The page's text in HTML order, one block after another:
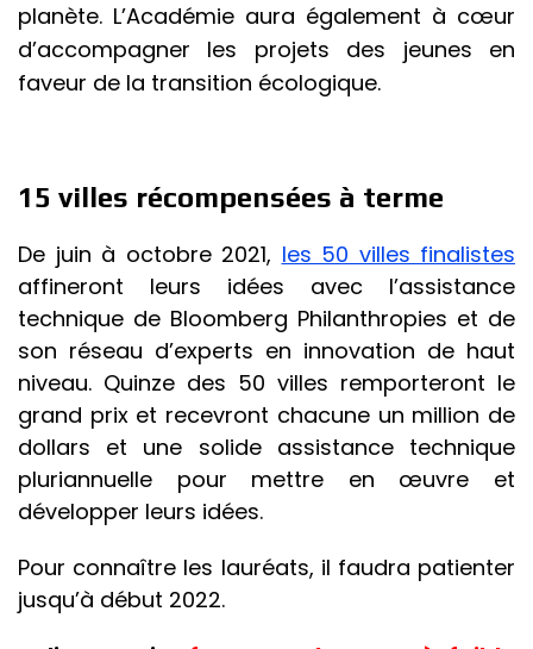
planète. L’Académie aura également à cœur
d’accompagner les projets des jeunes en
faveur de la transition écologique.
15 villes récompensées à terme
De juin à octobre 2021, les 50 villes finalistes
affineront leurs idées avec l’assistance
technique de Bloomberg Philanthropies et de
son réseau d’experts en innovation de haut
niveau. Quinze des 50 villes remporteront le
grand prix et recevront chacune un million de
dollars et une solide assistance technique
pluriannuelle pour mettre en œuvre et
développer leurs idées.
Pour connaître les lauréats, il faudra patienter
jusqu’à début 2022.